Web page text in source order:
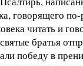
говорящего по-
читать и
братья
победу в